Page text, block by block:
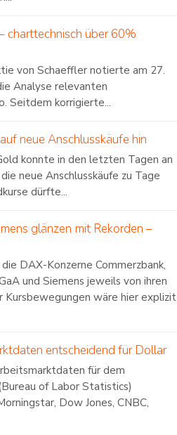
charttechnisch über 60%
von Schaeffler notierte am 27.
Analyse relevanten
Seitdem korrigierte...
neue Anschlusskäufe hin
konnte in den letzten Tagen an
neue Anschlusskäufe zu Tage
dürfte...
glänzen mit Rekorden –
DAX-Konzerne Commerzbank,
und Siemens jeweils von ihren
Kursbewegungen wäre hier explizit
entscheidend für Dollar
für dem
of Labor Statistics)
Dow Jones, CNBC,